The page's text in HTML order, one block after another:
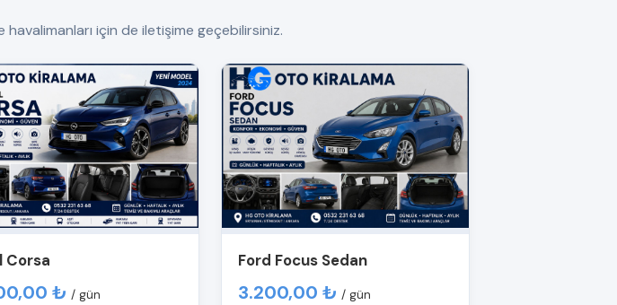
için de iletişime geçebilirsiniz.
Corsa
₺ / gün
Ford Focus Sedan
3.200,00 ₺ / gün